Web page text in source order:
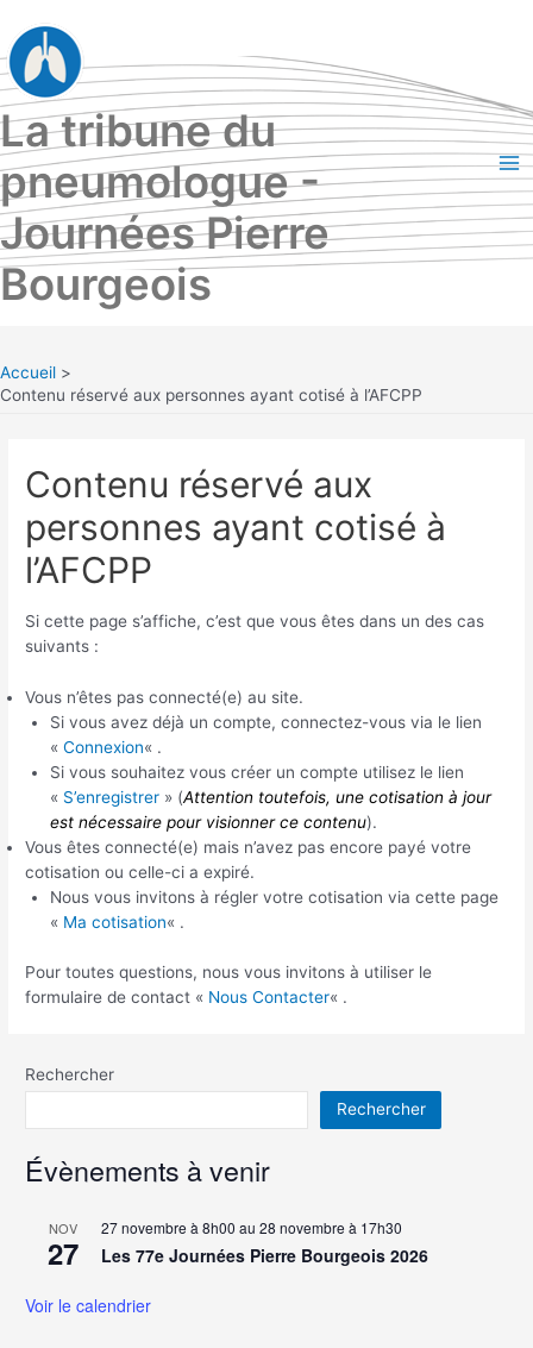
au
contenu
La tribune du
pneumologue -
Journées Pierre
Bourgeois
Accueil
Contenu réservé aux personnes ayant cotisé à l’AFCPP
Contenu réservé aux
personnes ayant cotisé à
l’AFCPP
Si cette page s’affiche, c’est que vous êtes dans un des cas
suivants :
Vous n’êtes pas connecté(e) au site.
Si vous avez déjà un compte, connectez-vous via le lien
« Connexion« .
Si vous souhaitez vous créer un compte utilisez le lien
« S’enregistrer» (Attention toutefois, une cotisation à jour
est nécessaire pour visionner ce contenu).
Vous êtes connecté(e) mais n’avez pas encore payé votre
cotisation ou celle-ci a expiré.
Nous vous invitons à régler votre cotisation via cette page
« Ma cotisation« .
Pour toutes questions, nous vous invitons à utiliser le
formulaire de contact « Nous Contacter« .
Rechercher
Rechercher
Évènements à venir
NOV
27
27 novembre à 8h00 au28 novembre à 17h30
Les 77e Journées Pierre Bourgeois 2026
Voir le calendrier